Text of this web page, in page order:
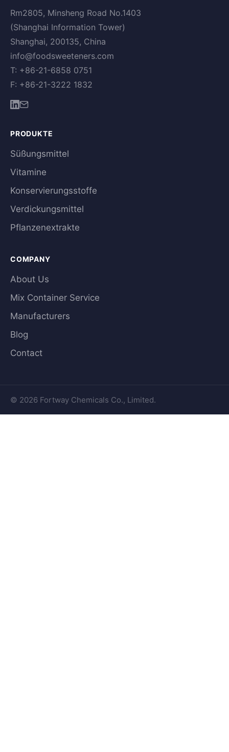
Rm2805, Minsheng Road No.1403
(Shanghai Information Tower)
Shanghai, 200135, China
info@foodsweeteners.com
T: +86-21-6858 0751
F: +86-21-3222 1832
PRODUKTE
Süßungsmittel
Vitamine
Konservierungsstoffe
Verdickungsmittel
Pflanzenextrakte
COMPANY
About Us
Mix Container Service
Manufacturers
Blog
Contact
© 2026 Fortway Chemicals Co., Limited.